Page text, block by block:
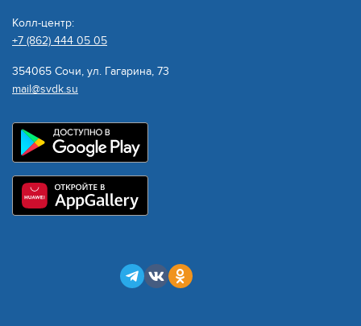
Колл-центр:
+7 (862) 444 05 05
354065 Сочи, ул. Гагарина, 73
mail@svdk.su